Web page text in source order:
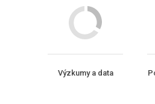
Výzkumy a data